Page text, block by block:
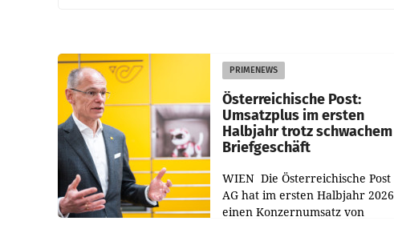
PRIMENEWS
Österreichische Post:
Umsatzplus im ersten
Halbjahr trotz schwachem
Briefgeschäft
WIEN Die Österreichische Post
AG hat im ersten Halbjahr 2026
einen Konzernumsatz von